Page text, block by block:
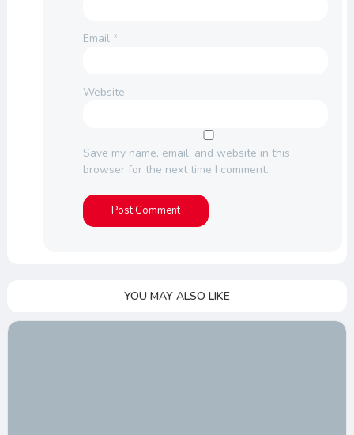
Email *
Website
Save my name, email, and website in this
browser for the next time I comment.
YOU MAY ALSO LIKE